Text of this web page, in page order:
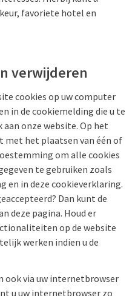
favoriete hotel en
verwijderen
cookies op uw computer
in de cookiemelding die u te
onze website. Op het
met het plaatsen van één of
om alle cookies
te gebruiken zoals
en in deze cookieverklaring.
Dan kunt de
deze pagina. Houd er
op de website
werken indien u de
ook via uw internetbrowser
u uw internetbrowser zo